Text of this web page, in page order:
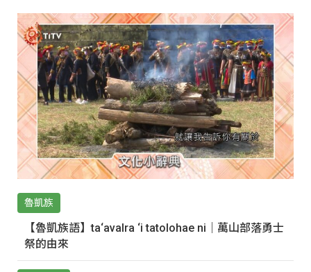
魯凱族
【魯凱族語】ta‘avalra ‘i tatolohae ni｜萬山部落勇士
祭的由來